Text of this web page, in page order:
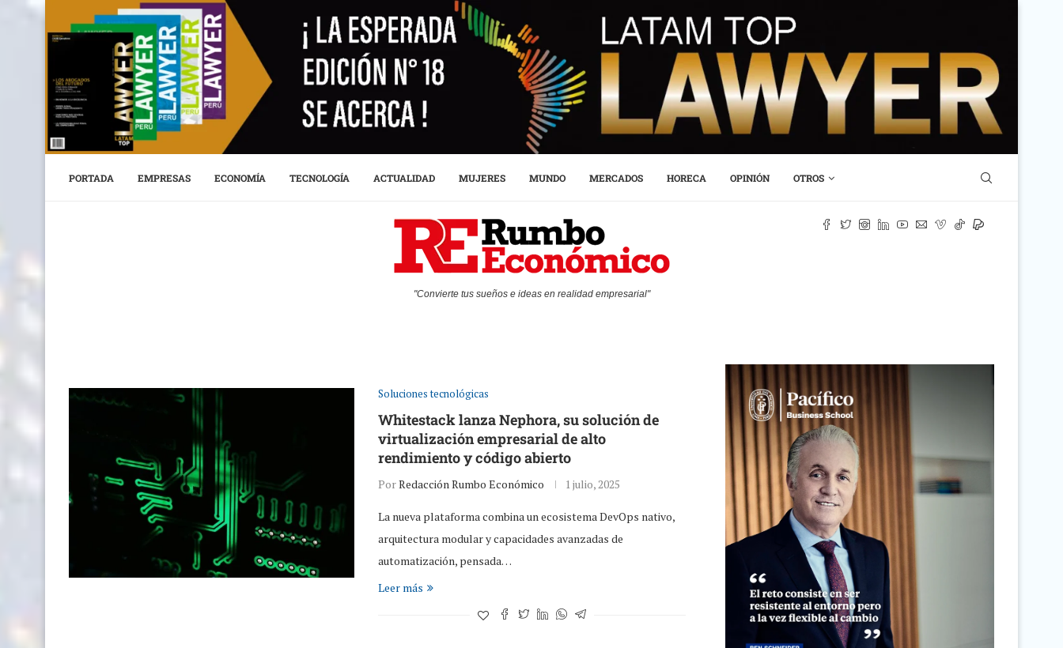
PORTADA EMPRESAS ECONOMÍA TECNOLOGÍA ACTUALIDAD MUJERES MUNDO MERCADOS HORECA OPINIÓN OTROS
"Convierte tus sueños e ideas en realidad empresarial"
Soluciones tecnológicas
Whitestack lanza Nephora, su solución de
virtualización empresarial de alto
rendimiento y código abierto
PorRedacción Rumbo Económico 1 julio, 2025
La nueva plataforma combina un ecosistema DevOps nativo,
arquitectura modular y capacidades avanzadas de
automatización, pensada…
Leer más